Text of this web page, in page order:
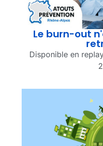
Le burn-out
Disponible en